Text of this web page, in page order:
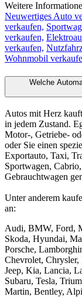
Weitere
Neuwertiges Auto
verkaufen,
verkaufen,
verkaufen,
Wohnmobil
Welche
Autos mit Herz
in jedem Zustand.
Motor-, Getriebe-
oder Sie einen
Exportauto, Taxi,
Sportwagen,
Gebrauchtwagen
Unter anderem
an:
Audi, BMW, Ford,
Skoda, Hyundai,
Porsche,
Chevrolet,
Jeep, Kia, Lancia,
Subaru, Tesla,
Martin, Bentley,